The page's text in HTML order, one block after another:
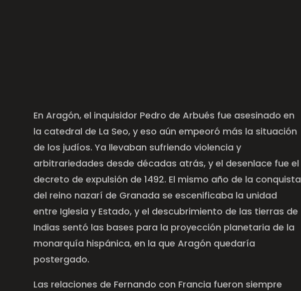
En Aragón, el inquisidor Pedro de Arbués fue asesinado en
la catedral de La Seo, y eso aún empeoró más la situación
de los judíos. Ya llevaban sufriendo violencia y
arbitrariedades desde décadas atrás, y el desenlace fue el
decreto de expulsión de 1492. El mismo año de la conquista
del reino nazarí de Granada se escenificaba la unidad
entre Iglesia y Estado, y el descubrimiento de las tierras de
Indias sentó las bases para la proyección planetaria de la
monarquía hispánica, en la que Aragón quedaría
postergado.
Las relaciones de Fernando con Francia fueron siempre